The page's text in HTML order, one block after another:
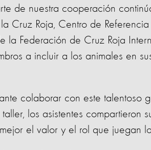
de nuestra ​cooperación
Cruz Roja, Centro de
la Federación de Cruz Roja
a incluir a los animales en
colaborar con este talentoso
los asistentes compartieron
el valor y el rol que juegan